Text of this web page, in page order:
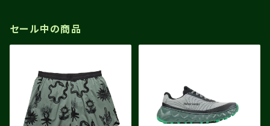
セール中の商品